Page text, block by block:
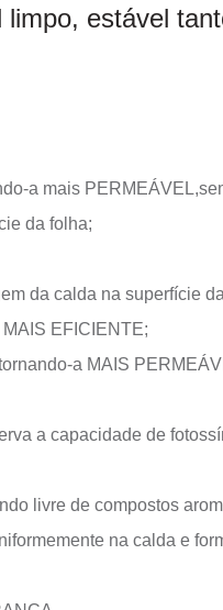
estável
a mais PERMEÁVEL,
da folha;
da calda na superfície
EFICIENTE;
a MAIS
a capacidade de
livre de compostos
na calda e